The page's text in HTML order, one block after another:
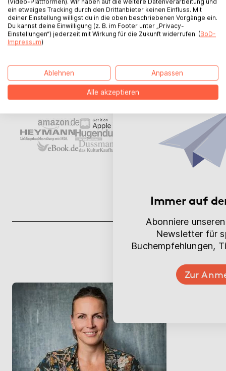
Dein veröffentlichtes Buch kann bundesweit in
werden – sowohl stationär als auch online.
Immer auf
Abonniere
Newsletter für
Buchempfehlungen,
Zur
(Video-Plattformen). Wir haben auf die weitere Datenverarbeitung und
ein etwaiges Tracking durch den Drittanbieter keinen Einfluss. Mit
deiner Einstellung willigst du in die oben beschriebenen Vorgänge ein.
Du kannst deine Einwilligung (z. B. im Footer unter „Privacy-
Einstellungen“) jederzeit mit Wirkung für die Zukunft widerrufen. (BoD-
Impressum)
Ablehnen Anpassen
Alle akzeptieren